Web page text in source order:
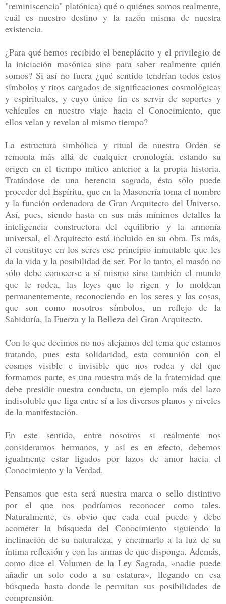
"reminiscencia" platónica) qué o quiénes somos realmente,
cuál es nuestro destino y la razón misma de nuestra
existencia.
¿Para qué hemos recibido el beneplácito y el privilegio de
la iniciación masónica sino para saber realmente quién
somos? Si así no fuera ¿qué sentido tendrían todos estos
símbolos y ritos cargados de significaciones cosmológicas
y espirituales, y cuyo único fin es servir de soportes y
vehículos en nuestro viaje hacia el Conocimiento, que
ellos velan y revelan al mismo tiempo?
La estructura simbólica y ritual de nuestra Orden se
remonta más allá de cualquier cronología, estando su
origen en el tiempo mítico anterior a la propia historia.
Tratándose de una herencia sagrada, ésta sólo puede
proceder del Espíritu, que en la Masonería toma el nombre
y la función ordenadora de Gran Arquitecto del Universo.
Así, pues, siendo hasta en sus más mínimos detalles la
inteligencia constructora del equilibrio y la armonía
universal, el Arquitecto está incluido en su obra. Es más,
él constituye en los seres ese principio inmutable que les
da la vida y la posibilidad de ser. Por lo tanto, el masón no
sólo debe conocerse a sí mismo sino también el mundo
que le rodea, las leyes que lo rigen y lo moldean
permanentemente, reconociendo en los seres y las cosas,
que son como nosotros símbolos, un reflejo de la
Sabiduría, la Fuerza y la Belleza del Gran Arquitecto.
Con lo que decimos no nos alejamos del tema que estamos
tratando, pues esta solidaridad, esta comunión con el
cosmos visible e invisible que nos rodea y del que
formamos parte, es una muestra más de la fraternidad que
debe presidir nuestra conducta, un ejemplo más del lazo
indisoluble que liga entre sí a los diversos planos y niveles
de la manifestación.
En este sentido, entre nosotros si realmente nos
consideramos hermanos, y así es en efecto, debemos
igualmente estar ligados por lazos de amor hacia el
Conocimiento y la Verdad.
Pensamos que esta será nuestra marca o sello distintivo
por el que nos podríamos reconocer como tales.
Naturalmente, es obvio que cada cual puede y debe
acometer la búsqueda del Conocimiento siguiendo la
inclinación de su naturaleza, y encarnarlo a la luz de su
íntima reflexión y con las armas de que disponga. Además,
como dice el Volumen de la Ley Sagrada, «nadie puede
añadir un solo codo a su estatura», llegando en esa
búsqueda hasta donde le permitan sus posibilidades de
comprensión.